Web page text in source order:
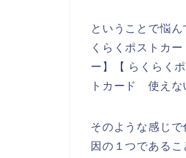
ということで悩
くらくポストカ
ー】【 らくらく
トカード 使えな
そのような感じ
因の１つである